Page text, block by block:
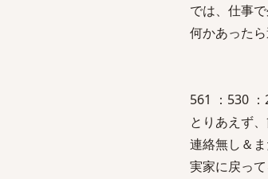
では、仕事
何かあった
561 ：530
とりあえず
連絡無し＆
実家に戻っ